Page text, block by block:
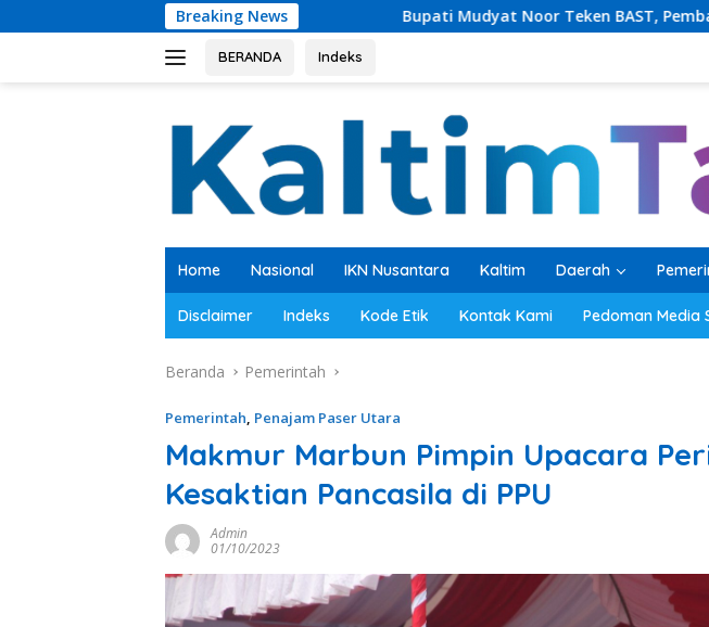
ke
Breaking News
Bupati Mudyat Noor Teken BAST, Pembangunan SNT di PPU
BERANDA Indeks
Home Nasional IKN Nusantara Kaltim Daerah
Disclaimer Indeks Kode Etik Kontak Kami Pedoman Media
Beranda Pemerintah
Pemerintah, Penajam Paser Utara
Makmur Marbun Pimpin Upacara
Kesaktian Pancasila di PPU
Admin
01/10/2023